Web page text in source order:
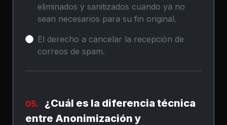
eliminados y sanitizados cuando ya no
sean necesarios para su fin original.
El derecho a cancelar la recepción de
correos de spam.
05.
¿Cuál es la diferencia técnica
entre Anonimización y